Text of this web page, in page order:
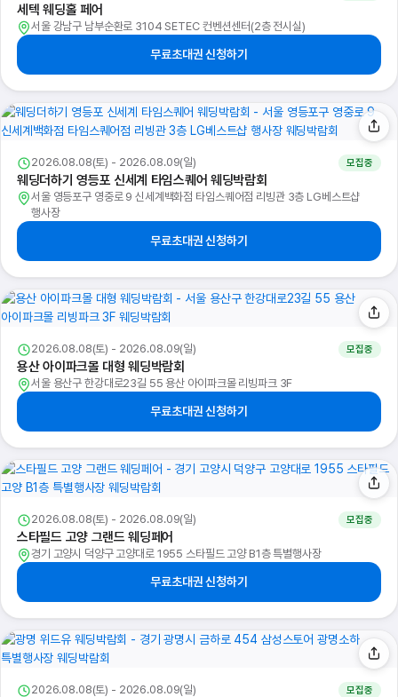
세텍 웨딩홀 페어
서울 강남구 남부순환로 3104 SETEC 컨벤션센터(2층 전시실)
무료초대권 신청하기
2026.08.08(토) - 2026.08.09(일) 모집중
웨딩더하기 영등포 신세계 타임스퀘어 웨딩박람회
서울 영등포구 영중로 9 신세계백화점 타임스퀘어점 리빙관 3층 LG베스트샵
행사장
무료초대권 신청하기
2026.08.08(토) - 2026.08.09(일) 모집중
용산 아이파크몰 대형 웨딩박람회
서울 용산구 한강대로23길 55 용산 아이파크몰 리빙파크 3F
무료초대권 신청하기
2026.08.08(토) - 2026.08.09(일) 모집중
스타필드 고양 그랜드 웨딩페어
경기 고양시 덕양구 고양대로 1955 스타필드 고양 B1층 특별행사장
무료초대권 신청하기
2026.08.08(토) - 2026.08.09(일) 모집중